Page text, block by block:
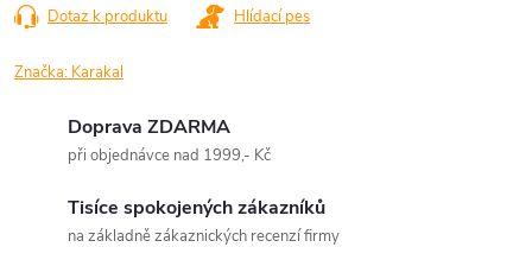
Dotaz k produktu Hlídací pes
Značka: Karakal
Doprava ZDARMA
při objednávce nad 1999,- Kč
Tisíce spokojených zákazníků
na základně zákaznických recenzí firmy